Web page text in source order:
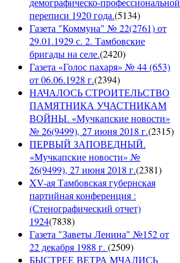
переписи 1920 года.(5134)
Газета "Коммуна" № 22(2761) от
29.01.1929 с. 2. Тамбовские
бригады на селе.(2420)
Газета «Голос пахаря» № 44 (653)
от 06.06.1928 г.(2394)
НАЧАЛОСЬ СТРОИТЕЛЬСТВО
ПАМЯТНИКА УЧАСТНИКАМ
ВОЙНЫ. «Мучкапские новости»
№ 26(9499), 27 июня 2018 г.(2315)
ПЕРВЫЙ ЗАПОВЕДНЫЙ.
«Мучкапские новости» №
26(9499), 27 июня 2018 г.(2381)
XV-ая Тамбовская губернская
партийная конференция :
(Стенографический отчет)
1924(7838)
Газета "Заветы Ленина" №152 от
22 декабря 1988 г. (2509)
БЫСТРЕЕ ВЕТРА МЧАЛИСЬ